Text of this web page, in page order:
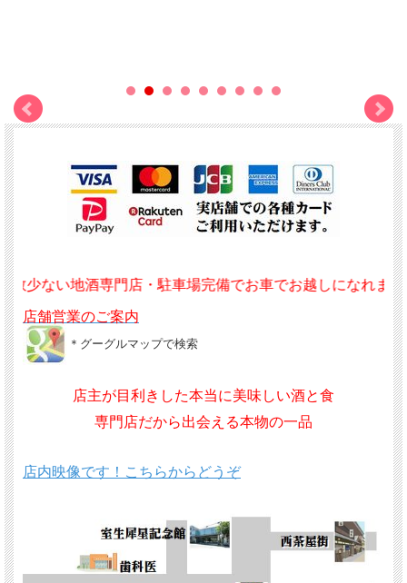
地酒専門店・駐車場完備でお車でお越しになれます‼
店舗営業のご案内
＊グーグルマップで検索
店主が目利きした本当に美味しい酒と食
専門店だから出会える本物の一品
店内映像です！こちらからどうぞ